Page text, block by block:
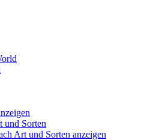
und Sorten
Art und Sorten anzeigen